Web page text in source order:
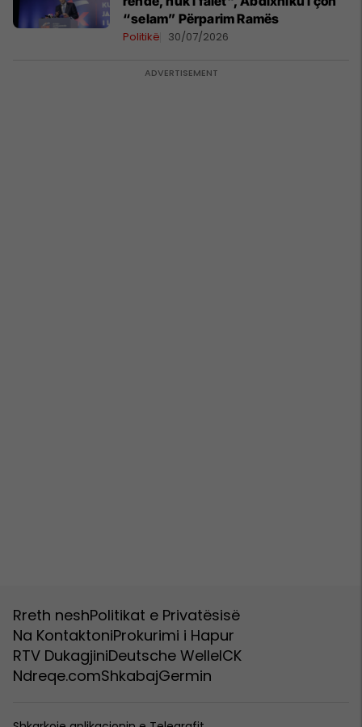
“selam” Përparim Ramës
Politikë 30/07/2026
Rreth neshPolitikat e Privatësisë
Na KontaktoniProkurimi i Hapur
RTV DukagjiniDeutsche WelleICK
Ndreqe.comShkabajGermin